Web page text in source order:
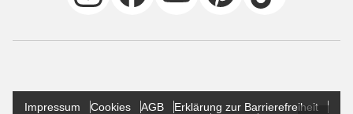
Impressum Cookies AGB
Erklärung zur Barrierefreiheit